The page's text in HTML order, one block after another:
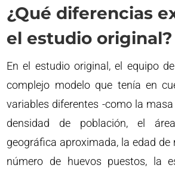
¿Qué diferencias
el estudio original?
En el estudio original, el equipo
complejo modelo que tenía en
variables diferentes -como la
densidad de población, el
geográfica aproximada, la edad de
número de huevos puestos, la